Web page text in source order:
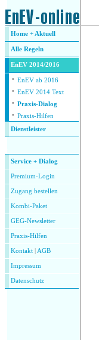
Home + Aktuell
Alle Regeln
EnEV 2014/2016
· EnEV ab 2016
· EnEV 2014 Text
· Praxis-Dialog
· Praxis-Hilfen
Dienstleister
Service + Dialog
Premium-Login
Zugang bestellen
Kombi-Paket
GEG-Newsletter
Praxis-Hilfen
Kontakt AGB
Impressum
Datenschutz